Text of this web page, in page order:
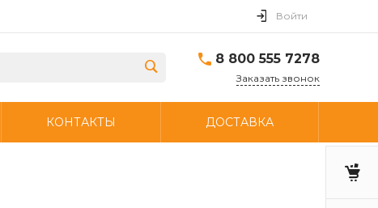
Войти
8 800 555 7278
Заказать звонок
КОНТАКТЫ ДОСТАВКА